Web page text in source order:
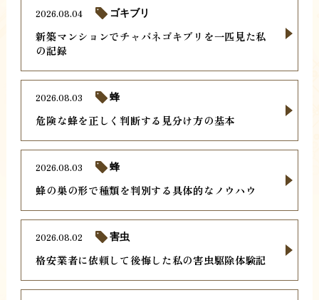
新築マンションでチャバネゴキブリを一匹見た私
の記録
2026.08.04 ゴキブリ
危険な蜂を正しく判断する見分け方の基本
2026.08.03 蜂
蜂の巣の形で種類を判別する具体的なノウハウ
2026.08.03 蜂
格安業者に依頼して後悔した私の害虫駆除体験記
2026.08.02 害虫